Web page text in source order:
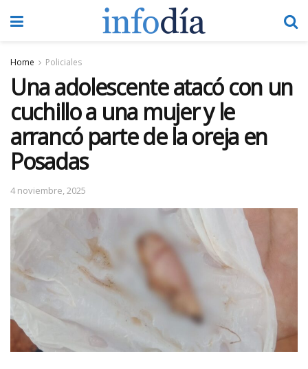
Home Policiales
Una adolescente atacó con un
cuchillo a una mujer y le
arrancó parte de la oreja en
Posadas
4 noviembre, 2025